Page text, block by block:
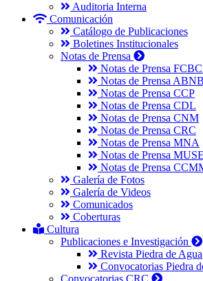
Auditoria Interna
Comunicación
Catálogo de Publicaciones
Boletines Institucionales
Notas de Prensa
Notas de Prensa
Notas de Prensa ABNB
Notas de Prensa CCP
Notas de Prensa CDL
Notas de Prensa CNM
Notas de Prensa CRC
Notas de Prensa MNA
Notas de Prensa
Notas de Prensa
Galería de Fotos
Galería de Videos
Comunicados
Coberturas
Cultura
Publicaciones e Investigación
Revista Piedra de Agua
Convocatorias Piedra
Convocatorias CRC